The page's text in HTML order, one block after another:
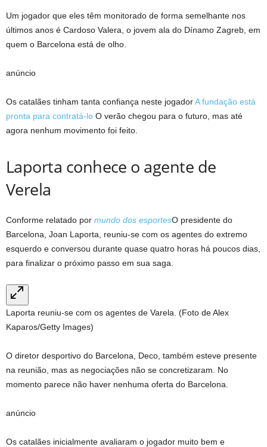
Um jogador que eles têm monitorado de forma semelhante nos
últimos anos é Cardoso Valera, o jovem ala do Dínamo Zagreb, em
quem o Barcelona está de olho.
anúncio
Os catalães tinham tanta confiança neste jogadorA fundação está
pronta para contratá-lo O verão chegou para o futuro, mas até
agora nenhum movimento foi feito.
Laporta conhece o agente de
Verela
Conforme relatado por mundo dos esportesO presidente do
Barcelona, ​​Joan Laporta, reuniu-se com os agentes do extremo
esquerdo e conversou durante quase quatro horas há poucos dias,
para finalizar o próximo passo em sua saga.
Laporta reuniu-se com os agentes de Varela. (Foto de Alex
Kaparos/Getty Images)
O diretor desportivo do Barcelona, ​​Deco, também esteve presente
na reunião, mas as negociações não se concretizaram. No
momento parece não haver nenhuma oferta do Barcelona.
anúncio
Os catalães inicialmente avaliaram o jogador muito bem e